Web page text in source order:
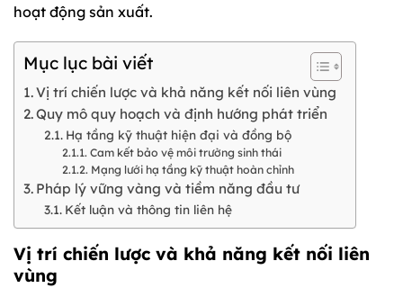
hoạt động sản xuất.
Mục lục bài viết
Vị trí chiến lược và khả năng kết nối liên vùng
Quy mô quy hoạch và định hướng phát triển
Hạ tầng kỹ thuật hiện đại và đồng bộ
Cam kết bảo vệ môi trường sinh thái
Mạng lưới hạ tầng kỹ thuật hoàn chỉnh
Pháp lý vững vàng và tiềm năng đầu tư
Kết luận và thông tin liên hệ
Vị trí chiến lược và khả năng kết nối liên
vùng